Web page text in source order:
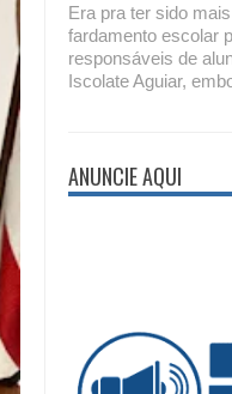
Era pra ter sido
fardamento escolar
responsáveis de
Iscolate Aguiar,
ANUNCIE AQUI